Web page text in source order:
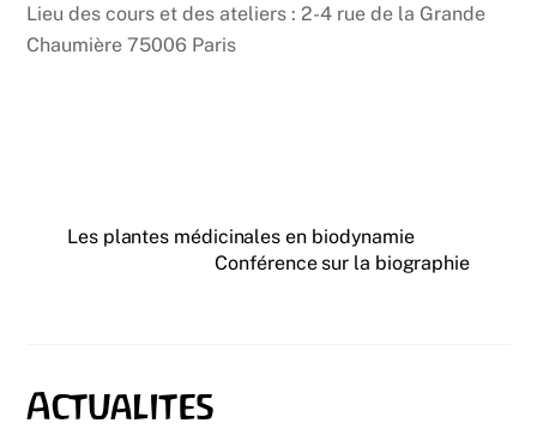
Lieu des cours et des ateliers : 2-4 rue de la Grande
Chaumière 75006 Paris
Les plantes médicinales en biodynamie
Conférence sur la biographie